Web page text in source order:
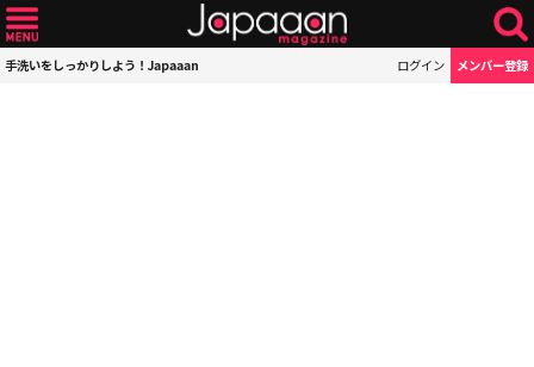
手洗いをしっかりしよう！Japaaan ログイン メンバー登録